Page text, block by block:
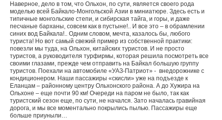
Наверное, дело в том, что Ольхон, по сути, является своего рода
моделью всей Байкало-Монгольской Азии в миниатюре. Здесь есть и
типичные монгольские степи, и сибирская тайга, и горы, и даже
песчаные барханы, совсем как в пустыне!.. И все это – в обрамлении
синих вод Байкала!.. Одним словом, мечта, казалось бы, любого
туриста! Но вот самый свежий пример из собственной практики:
повезли мы туда, на Ольхон, китайских туристов. И не просто
туристов, а руководителя турфирмы, которая решила посмотреть все
своими глазами, прежде чем отправить на Байкал большую группу
туристов. Поехали на автомобиле «УАЗ-Патриот» - внедорожнике с
кондиционером. Наши пассажиры «скисли» уже на подъезде к
Еланцам – районному центру Ольхонского района. А до Хужира на
Ольхоне – еще почти 90 км! Очереди на паром не было, так как
туристский сезон еще, по сути, не начался. Зато началась гравийная
дорога, и мы все моментально покрылись пылью. Пассажиры еще
больше приуныли…